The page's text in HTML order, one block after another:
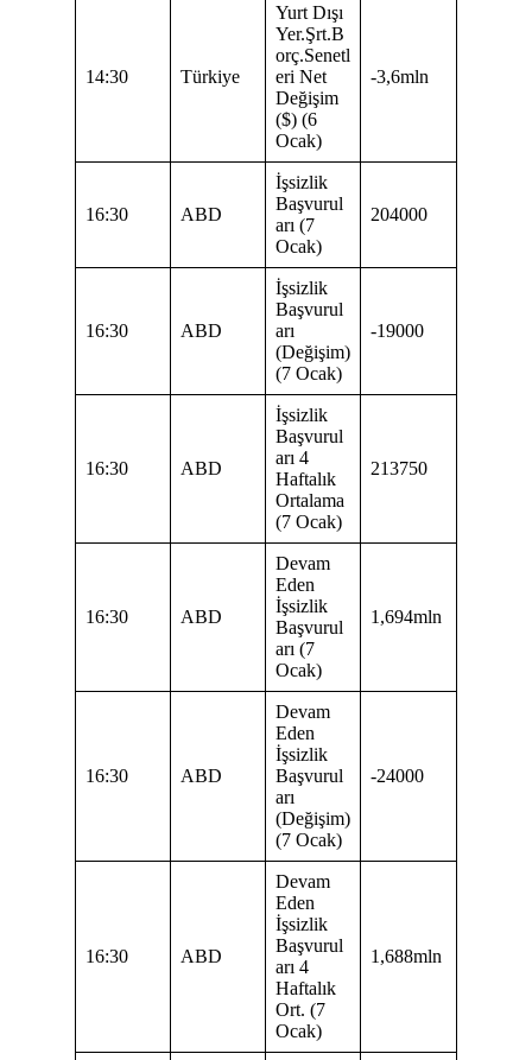
14:30 Türkiye
Yurt Dışı
Yer.Şrt.B
orç.Senetl
eri Net
Değişim
($) (6
Ocak)
-3,6mln
16:30 ABD
İşsizlik
Başvurul
arı (7
Ocak)
204000
16:30 ABD
İşsizlik
Başvurul
arı
(Değişim)
(7 Ocak)
-19000
16:30 ABD
İşsizlik
Başvurul
arı 4
Haftalık
Ortalama
(7 Ocak)
213750
16:30 ABD
Devam
Eden
İşsizlik
Başvurul
arı (7
Ocak)
1,694mln
16:30 ABD
Devam
Eden
İşsizlik
Başvurul
arı
(Değişim)
(7 Ocak)
-24000
16:30 ABD
Devam
Eden
İşsizlik
Başvurul
arı 4
Haftalık
Ort. (7
Ocak)
1,688mln